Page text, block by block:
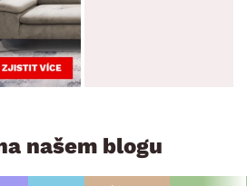
našem blogu